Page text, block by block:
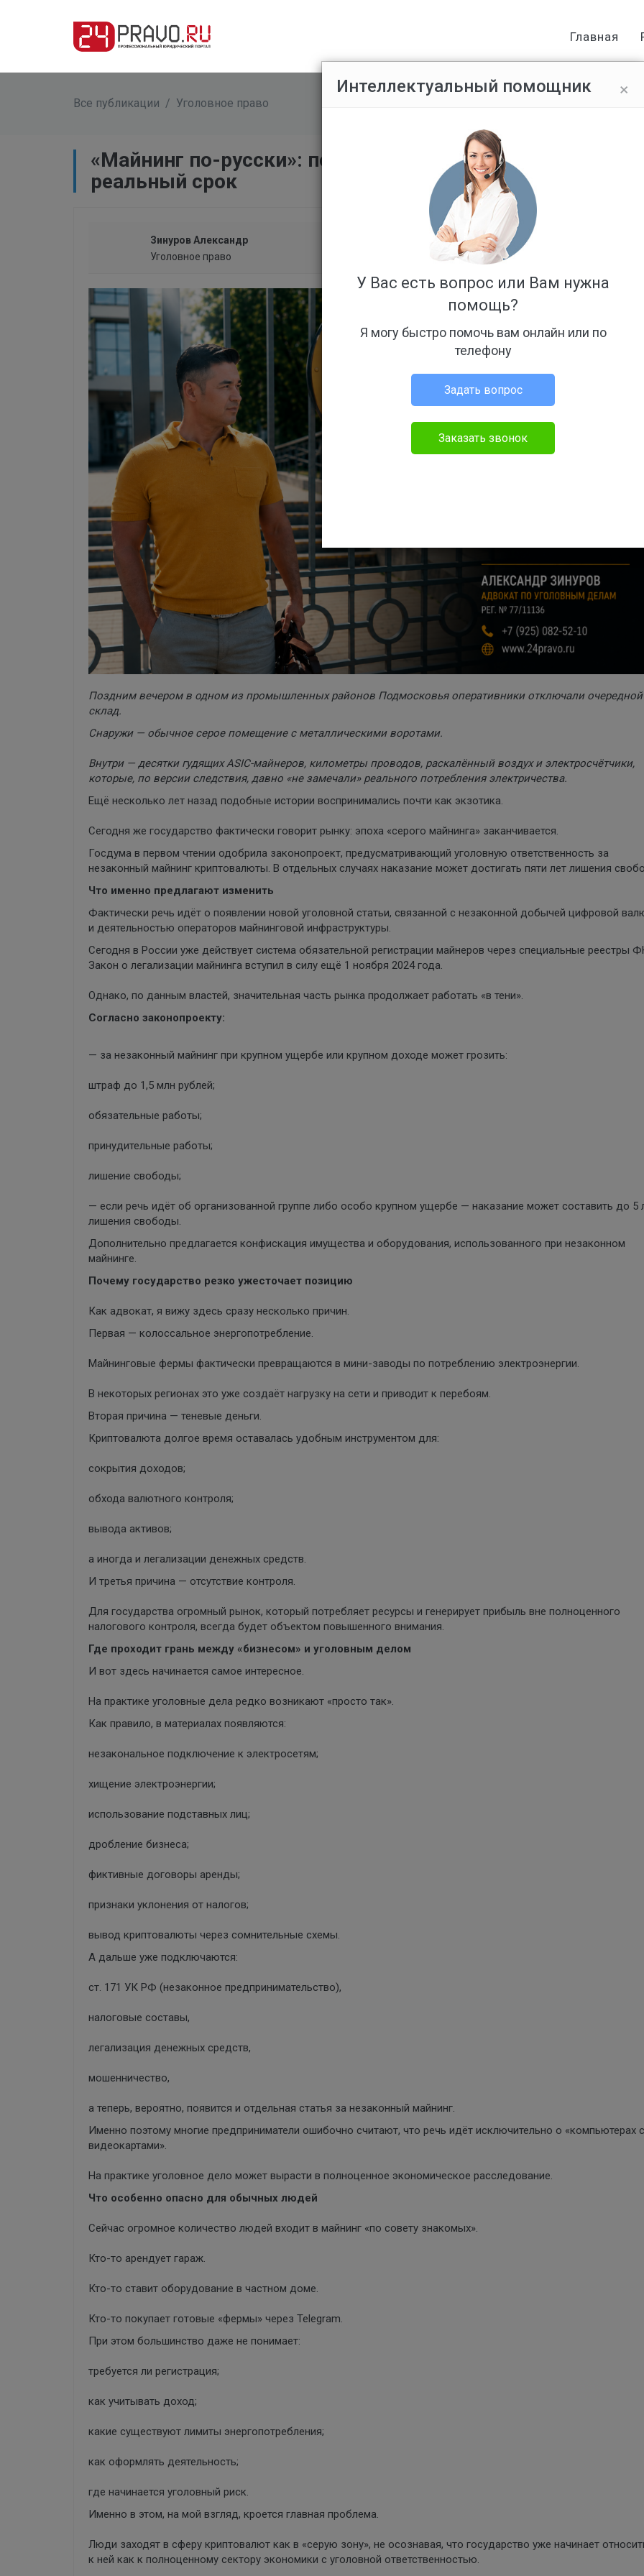
Главная
Все публикации / Уголовное право
​«Майнинг по-русски»: почему за добычу криптовалюты
реальный срок
Зинуров Александр
Уголовное право
Поздним вечером в одном из промышленных районов Подмосковья оперативники отключали очередной
склад.
Снаружи — обычное серое помещение с металлическими воротами.
Внутри — десятки гудящих ASIC-майнеров, километры проводов, раскалённый воздух и электросчётчики,
которые, по версии следствия, давно «не замечали» реального потребления электричества.
Ещё несколько лет назад подобные истории воспринимались почти как экзотика.
Сегодня же государство фактически говорит рынку: эпоха «серого майнинга» заканчивается.
Госдума в первом чтении одобрила законопроект, предусматривающий уголовную ответственность за
незаконный майнинг криптовалюты. В отдельных случаях наказание может достигать пяти лет лишения
Что именно предлагают изменить
Фактически речь идёт о появлении новой уголовной статьи, связанной с незаконной добычей цифровой
и деятельностью операторов майнинговой инфраструктуры.
Сегодня в России уже действует система обязательной регистрации майнеров через специальные реестры
Закон о легализации майнинга вступил в силу ещё 1 ноября 2024 года.
Однако, по данным властей, значительная часть рынка продолжает работать «в тени».
Согласно законопроекту:
— за незаконный майнинг при крупном ущербе или крупном доходе может грозить:
штраф до 1,5 млн рублей;
обязательные работы;
принудительные работы;
лишение свободы;
— если речь идёт об организованной группе либо особо крупном ущербе — наказание может составить до 5
лишения свободы.
Дополнительно предлагается конфискация имущества и оборудования, использованного при незаконном
майнинге.
Почему государство резко ужесточает позицию
Как адвокат, я вижу здесь сразу несколько причин.
Первая — колоссальное энергопотребление.
Майнинговые фермы фактически превращаются в мини-заводы по потреблению электроэнергии.
В некоторых регионах это уже создаёт нагрузку на сети и приводит к перебоям.
Вторая причина — теневые деньги.
Криптовалюта долгое время оставалась удобным инструментом для:
сокрытия доходов;
обхода валютного контроля;
вывода активов;
а иногда и легализации денежных средств.
И третья причина — отсутствие контроля.
Для государства огромный рынок, который потребляет ресурсы и генерирует прибыль вне полноценного
налогового контроля, всегда будет объектом повышенного внимания.
Где проходит грань между «бизнесом» и уголовным делом
И вот здесь начинается самое интересное.
На практике уголовные дела редко возникают «просто так».
Как правило, в материалах появляются:
незакональное подключение к электросетям;
хищение электроэнергии;
использование подставных лиц;
дробление бизнеса;
фиктивные договоры аренды;
признаки уклонения от налогов;
вывод криптовалюты через сомнительные схемы.
А дальше уже подключаются:
ст. 171 УК РФ (незаконное предпринимательство),
налоговые составы,
легализация денежных средств,
мошенничество,
а теперь, вероятно, появится и отдельная статья за незаконный майнинг.
Именно поэтому многие предприниматели ошибочно считают, что речь идёт исключительно о «компьютерах с
видеокартами».
На практике уголовное дело может вырасти в полноценное экономическое расследование.
Что особенно опасно для обычных людей
Сейчас огромное количество людей входит в майнинг «по совету знакомых».
Кто-то арендует гараж.
Кто-то ставит оборудование в частном доме.
Кто-то покупает готовые «фермы» через Telegram.
При этом большинство даже не понимает:
требуется ли регистрация;
как учитывать доход;
какие существуют лимиты энергопотребления;
как оформлять деятельность;
где начинается уголовный риск.
Именно в этом, на мой взгляд, кроется главная проблема.
Люди заходят в сферу криптовалют как в «серую зону», не осознавая, что государство уже начинает
к ней как к полноценному сектору экономики с уголовной ответственностью.
×
Интеллектуальный помощник
У Вас есть вопрос или Вам нужна
помощь?
Я могу быстро помочь вам онлайн или по
телефону
Задать вопрос
Заказать звонок